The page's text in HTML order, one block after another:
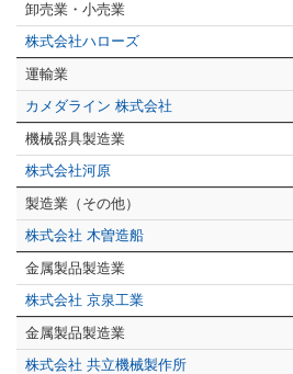
卸売業・小売業
株式会社ハローズ
運輸業
カメダライン 株式会社
機械器具製造業
株式会社河原
製造業（その他）
株式会社 木曽造船
金属製品製造業
株式会社 京泉工業
金属製品製造業
株式会社 共立機械製作所